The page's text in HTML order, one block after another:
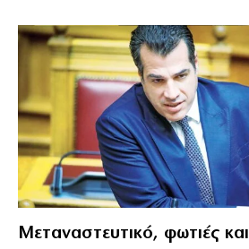
Μεταναστευτικό, φωτιές και